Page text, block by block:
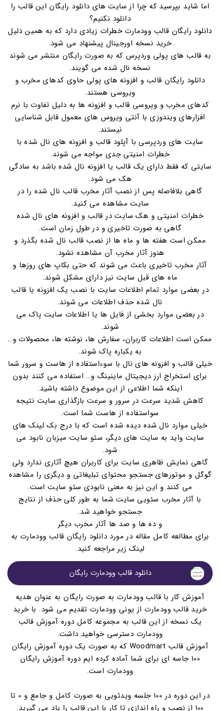
اما شاید بپرسید که چرا از سایت های دانلود رایگان این قالب را
دانلود نکنیم؟
دانلود رایگان قالب وودمارت خطرات زیادی دارد که به همین دلیل
خرید نسخه اورجینال پیشنهاد می شود.
به قالب های پولی وردپرس که به صورت رایگان منتشر می شوند
نسخه نال شده می گویند.
دانلود رایگان قالب و افزونه های پولی حاوی کدهای مخرب و
ویروسی هستند.
کدهای مخرب و ویروسی قالب و افزونه ها به دلیل تفاوت با نرم
افزارهای ویندوزی با آنتی ویروس های معمول قابل شناسایی
نیستند.
سایت های وردپرسی با آپلود قالب و افزونه های نال شده با
خطرات امنیتی جدی مواجه می شوند.
سایتی که فقط دارای یک قالب یا افزونه نال شده باشد به سادگی
هک می شود.
گاهی بلافاصله پس از نصب آثار مخرب قالب نال شده را در
سایت مشاهده می کنید.
خطرات امنیتی و هک سایت در قالب و افزونه های نال شده
گاهی به صورت تاخیری و در طول زمان است.
ممکن است هفته ها و ماه ها از نصب قالب نال شده بگذرد و
هنوز آثار مخرب آن مشاهده نشود.
آثار مخرب تاخیری باعث می شوند که حتی بکاپ های روزها و
ماه های قبل سایت نیز دارای مشکل شوند.
در بعضی موارد تمام اطلاعات سایت با نصب یک افزونه یا قالب
نال شده حذف اطلاعات می شوند.
در بعضی موارد بخشی از فایل ها یا اطلاعات سایت پاک می
شوند.
ممکن است اطلاعات کاربران، سفارش ها، نوشته ها، محصولات و…
به یکباره پاک شوند.
خیلی قالب و افزونه های نال با سوءاستفاده از هاست و سرور شما
برای استخراج ارز دیجیتال ماینینگ و… استفاده می کنند بدون
اینکه شما اطلاعی از این موضوع داشته باشید.
کاهش شدید سرعت در سرور و سرعت بازگذاری سایت نتیجه
سواستفاده از هاست شما است.
خیلی موارد نال شده دیده شده است که با درج بک لینک های
سایت واید به سایت های دیگر، سئو سایت میزبان نابود می
شود.
گاهی نمایش ظاهری سایت برای کاربران هیچ آثاری ندارد ولی
گوگل و موتورهای جستجو محتوای تبلیغاتی و دیگری را مشاهده
می کنند و این نیز به معنی نابودی سئو سایت است.
با آثار مخرب سئویی سایت شما به طور کلی حذف از نتایج
جستجو خواهید شد.
و ده ها و صد ها آثار مخرب دیگر
برای مطالعه کامل مقاله در مورد دانلود رایگان قالب وودمارت به
لینک زیر مراجعه کنید.
دانلود قالب وودمارت رایگان
آموزش کار با قالب وودمارت به صورت رایگان به عنوان هدیه
خرید قالب وودمارت از یونی وودمارت تقدیم می شود. با خرید
یک نسخه از این قالب به مجموعه کامل دوره آموزش قالب
وودمارت دسترسی خواهید داشت.
آموزش قالب Woodmart که به صورت یک دوره آموزش رایگان
100 جاسه ای برای شما آماده کرده ایم دوره آموزش رایگان
وودمارت است.
در این دوره در 100 جلسه ویدئویی به صورت کامل و جامع و 0 تا
100 از نصب و راه اندازی تا کار با این قالب را یاد می گیرید.